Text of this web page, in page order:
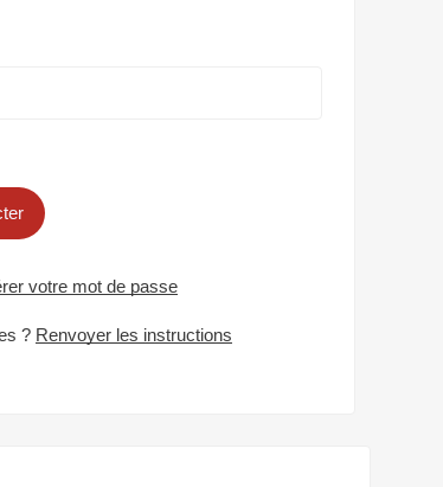
votre mot de passe
? Renvoyer les instructions